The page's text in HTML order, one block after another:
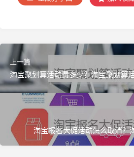
上一篇
淘宝聚划算活动费多少？淘宝聚划算
淘宝报名大促活动怎么取消？